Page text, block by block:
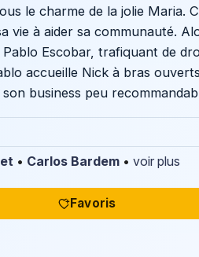
le charme de la jolie Maria.
vie à aider sa communauté.
Escobar, trafiquant de
accueille Nick à bras
business peu
• Carlos Bardem • voir plus
Favoris